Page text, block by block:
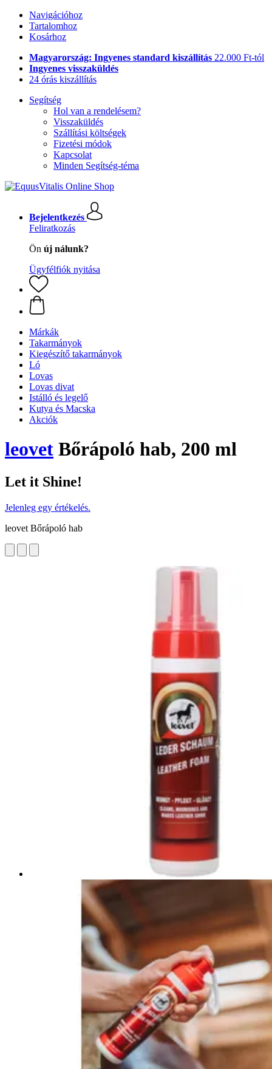
Navigációhoz
Tartalomhoz
Kosárhoz
Magyarország: Ingyenes standard kiszállítás 22.000 Ft-tól
Ingyenes visszaküldés
24 órás kiszállítás
Segítség
Hol van a rendelésem?
Visszaküldés
Szállítási költségek
Fizetési módok
Kapcsolat
Minden Segítség-téma
Bejelentkezés
Feliratkozás
Ön új nálunk?
Ügyfélfiók nyitása
Márkák
Takarmányok
Kiegészítő takarmányok
Ló
Lovas
Lovas divat
Istálló és legelő
Kutya és Macska
Akciók
leovet Bőrápoló hab, 200 ml
Let it Shine!
Jelenleg egy értékelés.
leovet Bőrápoló hab